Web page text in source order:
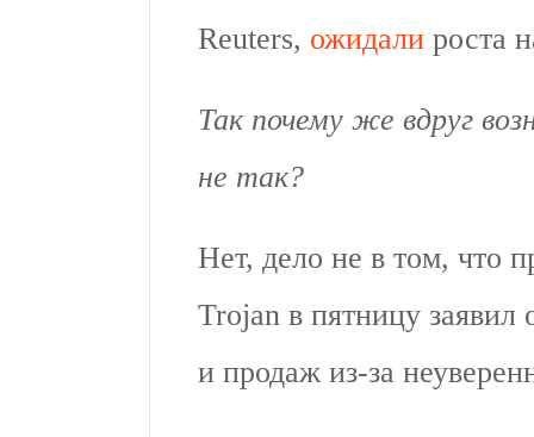
Reuters, ожидали роста
Так почему же вдруг
не так?
Нет, дело не в том, что
Trojan в пятницу
и продаж из-за